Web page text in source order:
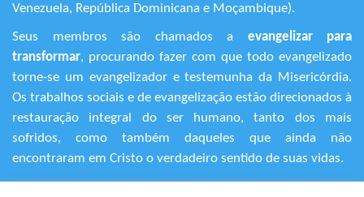
Venezuela, República Dominicana e Moçambique).
Seus membros são chamados a evangelizar para
transformar, procurando fazer com que todo evangelizado
torne-se um evangelizador e testemunha da Misericórdia.
Os trabalhos sociais e de evangelização estão direcionados à
restauração integral do ser humano, tanto dos mais
sofridos, como também daqueles que ainda não
encontraram em Cristo o verdadeiro sentido de suas vidas.